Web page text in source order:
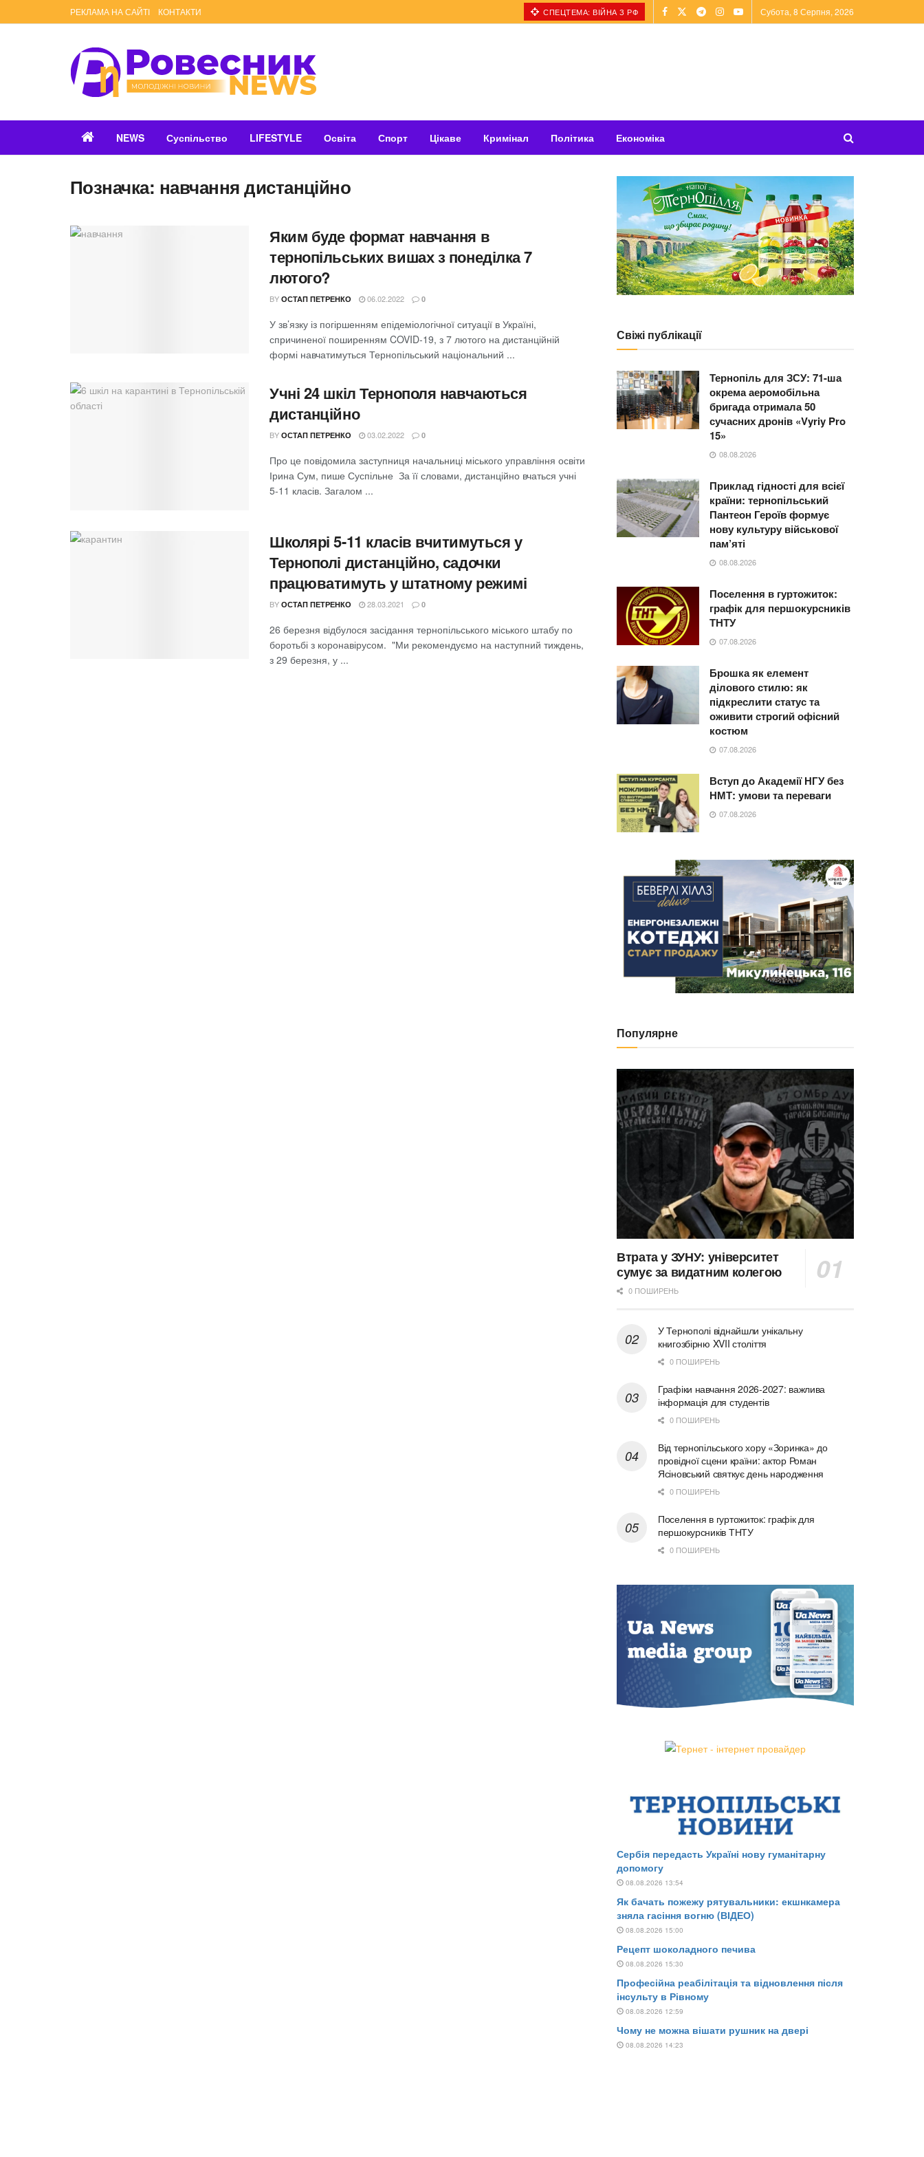
РЕКЛАМА НА САЙТІ КОНТАКТИ СПЕЦТЕМА: ВІЙНА З РФ Субота, 8 Серпня, 2026
NEWS Суспільство LIFESTYLE Освіта Спорт Цікаве Кримінал Політика Економіка
Позначка: навчання дистанційно
Яким буде формат навчання в
тернопільських вишах з понеділка 7
лютого?
BY ОСТАП ПЕТРЕНКО 06.02.2022 0
У зв’язку із погіршенням епідеміологічної ситуації в Україні,
спричиненої поширенням COVID-19, з 7 лютого на дистанційній
формі навчатимуться Тернопільський національний ...
Учні 24 шкіл Тернополя навчаються
дистанційно
BY ОСТАП ПЕТРЕНКО 03.02.2022 0
Про це повідомила заступниця начальниці міського управління освіти
Ірина Сум, пише Суспільне За її словами, дистанційно вчаться учні
5-11 класів. Загалом ...
Школярі 5-11 класів вчитимуться у
Тернополі дистанційно, садочки
працюватимуть у штатному режимі
BY ОСТАП ПЕТРЕНКО 28.03.2021 0
26 березня відбулося засідання тернопільського міського штабу по
боротьбі з коронавірусом. "Ми рекомендуємо на наступний тиждень,
з 29 березня, у ...
Свіжі публікації
Тернопіль для ЗСУ: 71-ша
окрема аеромобільна
бригада отримала 50
сучасних дронів «Vyriy Pro
15»
08.08.2026
Приклад гідності для всієї
країни: тернопільський
Пантеон Героїв формує
нову культуру військової
пам’яті
08.08.2026
Поселення в гуртожиток:
графік для першокурсників
ТНТУ
07.08.2026
Брошка як елемент
ділового стилю: як
підкреслити статус та
оживити строгий офісний
костюм
07.08.2026
Вступ до Академії НГУ без
НМТ: умови та переваги
07.08.2026
Популярне
Втрата у ЗУНУ: університет
сумує за видатним колегою
0 ПОШИРЕНЬ
У Тернополі віднайшли унікальну
книгозбірню XVII століття
0 ПОШИРЕНЬ
Графіки навчання 2026-2027: важлива
інформація для студентів
0 ПОШИРЕНЬ
Від тернопільського хору «Зоринка» до
провідної сцени країни: актор Роман
Ясіновський святкує день народження
0 ПОШИРЕНЬ
Поселення в гуртожиток: графік для
першокурсників ТНТУ
0 ПОШИРЕНЬ